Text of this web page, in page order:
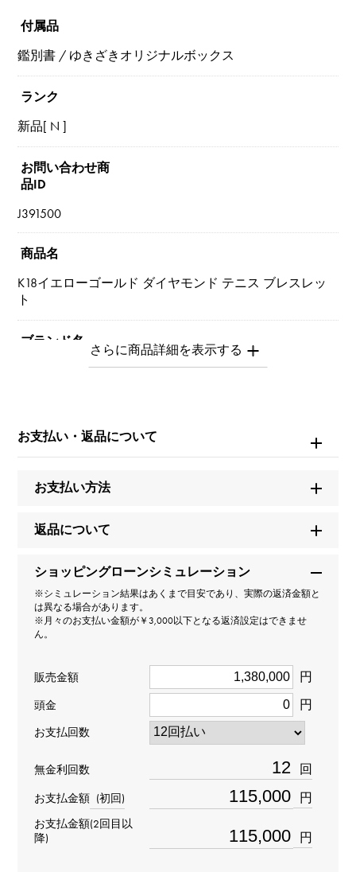
付属品
鑑別書 / ゆきざきオリジナルボックス
ランク
新品[ N ]
お問い合わせ商
品ID
J391500
商品名
K18イエローゴールド ダイヤモンド テニス ブレスレッ
ト
ブランド名
ユキザキセレクトジュエリー
テニス
タイプ
ブレスレット
材質
ダイヤモンド 約5.000ct
重量
約9.9g
チェーンサイズ
お支払い・返品について
お支払い方法
返品について
ショッピングローンシミュレーション
※シミュレーション結果はあくまで目安であり、実際の返済金額と
は異なる場合があります。
※月々のお支払い金額が￥3,000以下となる返済設定はできませ
ん。
販売金額 円
頭金 円
お支払回数
無金利回数 回
お支払金額 (初回) 円
お支払金額(2回目以
降)
円